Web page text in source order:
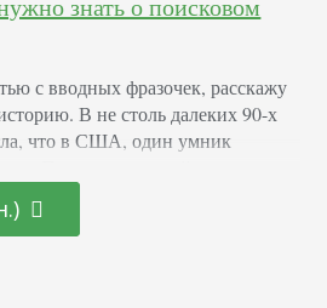
с вводных фразочек, расскажу
В не столь далеких 90-х
что в США, один умник
одна, затем еще и в конечном
в небезызвестную Gum Wall